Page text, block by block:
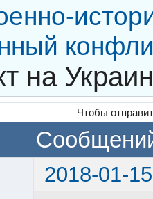
на
Чтобы
2018-01-